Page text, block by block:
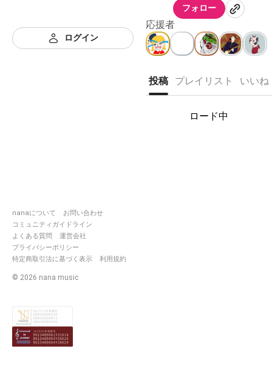
ログイン
nanaについて
お問い合わせ
コミュニティガイドライン
よくある質問
運営会社
プライバシーポリシー
特定商取引法に基づく表示
利用規約
© 2026 nana music
https://nana-
music.com/users/387004
フォロー
応援者
投稿 プレイリスト いいね
ロード中